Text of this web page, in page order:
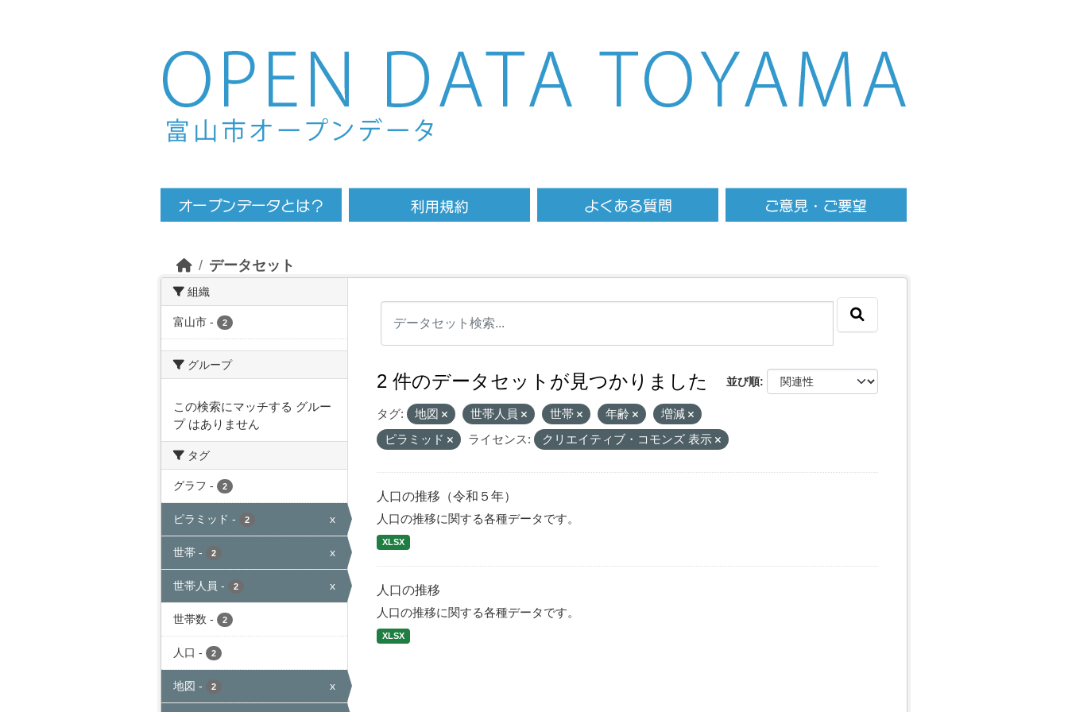
Skip to main content
データセット
組織
富山市 - 2
グループ
この検索にマッチする グルー
プ はありません
タグ
グラフ - 2
ピラミッド - 2 x
世帯 - 2 x
世帯人員 - 2 x
世帯数 - 2
人口 - 2
地図 - 2 x
並び順
2 件のデータセットが見つかりました
タグ: 地図 世帯人員 世帯 年齢
増減
ピラミッド
ライセンス: クリエイティブ・コモンズ 表示
人口の推移（令和５年）
人口の推移に関する各種データです。
XLSX
人口の推移
人口の推移に関する各種データです。
XLSX